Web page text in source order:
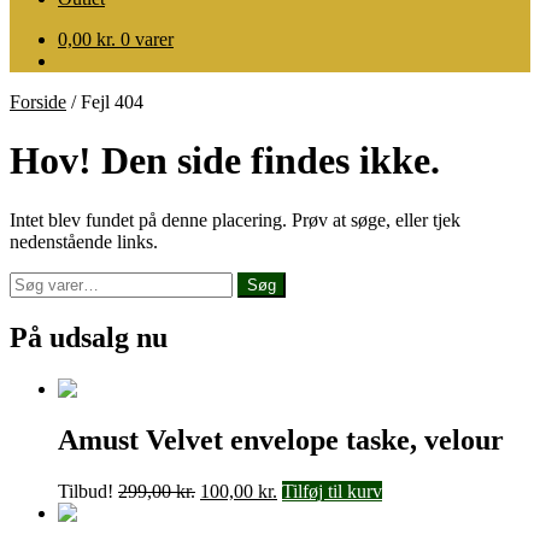
0,00 kr. 0 varer
Forside /Fejl 404
Hov! Den side findes ikke.
Intet blev fundet på denne placering. Prøv at søge, eller tjek
nedenstående links.
Søg
efter:
Søg
På udsalg nu
Amust Velvet envelope taske, velour
Tilbud! 299,00kr. Den
100,00 kr. Den
Tilføj til kurv